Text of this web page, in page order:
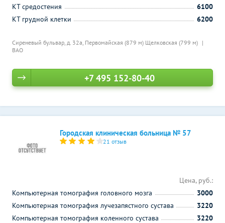
Сиреневый бульвар, д. 32а, Первомайская (879 м) Щелковская (799 м)
ВАО
КТ средостения
6100
КТ грудной клетки
6200
+7 495 152-80-40
Городская клиническая больница № 57
21 отзыв
Цена, руб.:
Компьютерная томография головного мозга
3000
Компьютерная томография лучезапястного сустава
3220
Компьютерная томография коленного сустава
3220